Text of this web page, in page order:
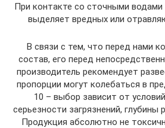
При контакте со сточными
выделяет вредных или
В связи с тем, что перед нами
состав, его перед
производитель рекомендует
пропорции могут колебаться в
10 – выбор зависит от
серьезности загрязнений, глубины
Продукция абсолютно не